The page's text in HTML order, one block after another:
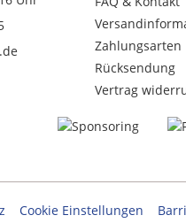
Zahlungsarten
Rücksendung
Vertrag
Cookie Einstellungen